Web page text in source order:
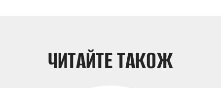
ЧИТАЙТЕ ТАКОЖ